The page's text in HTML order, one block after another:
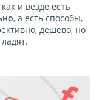
и везде есть
, а есть способы,
дешево, но